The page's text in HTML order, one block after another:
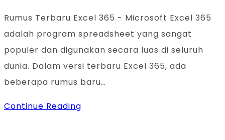
Rumus Terbaru Excel 365 - Microsoft Excel 365
adalah program spreadsheet yang sangat
populer dan digunakan secara luas di seluruh
dunia. Dalam versi terbaru Excel 365, ada
beberapa rumus baru…
Continue Reading